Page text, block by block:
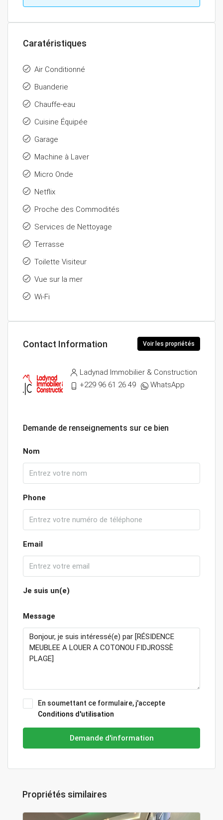
Caratéristiques
Air Conditionné
Buanderie
Chauffe-eau
Cuisine Équipée
Garage
Machine à Laver
Micro Onde
Netflix
Proche des Commodités
Services de Nettoyage
Terrasse
Toilette Visiteur
Vue sur la mer
Wi-Fi
Contact Information Voir les propriétés
Ladynad Immobilier & Construction
+229 96 61 26 49
WhatsApp
Demande de renseignements sur ce bien
Nom
Phone
Email
Je suis un(e)
Message
En soumettant ce formulaire, j'accepte
Conditions d'utilisation
Demande d'information
Propriétés similaires